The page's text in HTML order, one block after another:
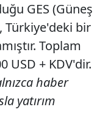
GES (Güneş
Türkiye'deki bir
Toplam
USD + KDV'dir.
haber
yatırım